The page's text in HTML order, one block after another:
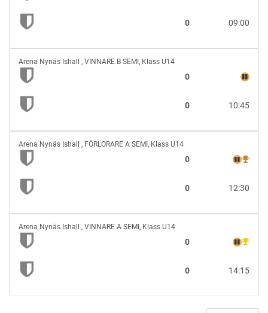
09:00
0
vs
Arena Nynäs Ishall , VINNARE B SEMI, Klass U14
0
10:45
0
vs
Arena Nynäs Ishall , FÖRLORARE A SEMI, Klass U14
0
12:30
0
vs
Arena Nynäs Ishall , VINNARE A SEMI, Klass U14
0
14:15
0